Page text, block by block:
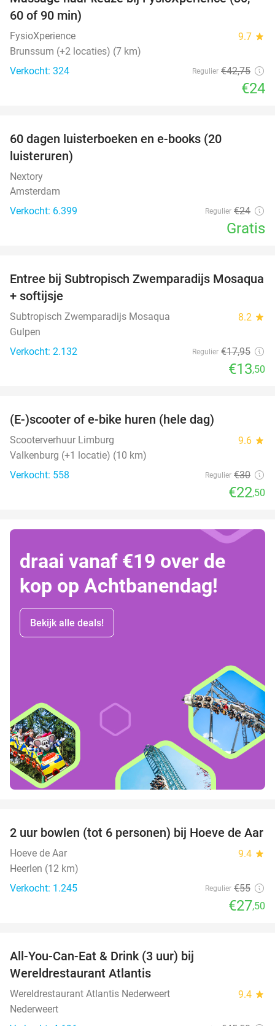
60 of 90 min)
FysioXperience 9.7 star
Brunssum (+2 locaties) (7 km)
Verkocht: 324
Regulier €42,75
€24
60 dagen luisterboeken en e-books (20
luisteruren)
Nextory
Amsterdam
Verkocht: 6.399
Regulier €24
Gratis
25%
Entree bij Subtropisch Zwemparadijs Mosaqua
+ softijsje
Subtropisch Zwemparadijs Mosaqua 8.2 star
Gulpen
Verkocht: 2.132
Regulier €17,95
€13,50
(E-)scooter of e-bike huren (hele dag)
Scooterverhuur Limburg 9.6 star
Valkenburg (+1 locatie) (10 km)
Verkocht: 558
Regulier €30
€22,50
draai vanaf €19 over de
kop op Achtbanendag!
Bekijk alle deals!
50%
2 uur bowlen (tot 6 personen) bij Hoeve de Aar
Hoeve de Aar 9.4 star
Heerlen (12 km)
Verkocht: 1.245
Regulier €55
€27,50
All-You-Can-Eat & Drink (3 uur) bij
Wereldrestaurant Atlantis
Wereldrestaurant Atlantis Nederweert 9.4 star
Nederweert